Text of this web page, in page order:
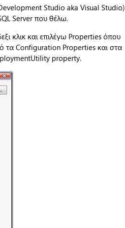
Studio aka Visual Studio)
Server που θέλω.
κλικ και επιλέγω Properties όπου
τα Configuration Properties και στα
property.